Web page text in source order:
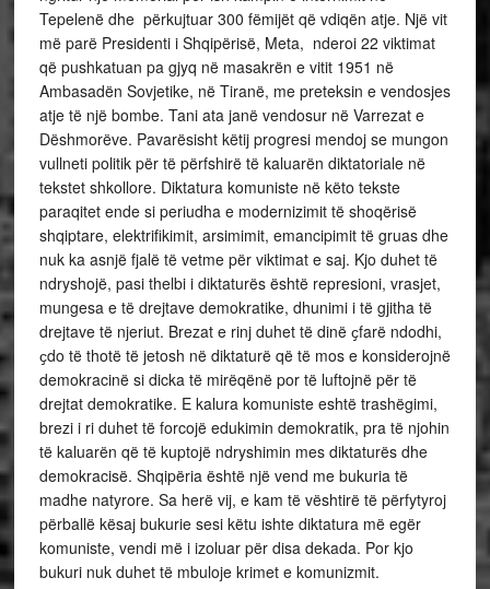
Tepelenë dhe përkujtuar 300 fëmijët që vdiqën atje. Një vit
më parë Presidenti i Shqipërisë, Meta, nderoi 22 viktimat
që pushkatuan pa gjyq në masakrën e vitit 1951 në
Ambasadën Sovjetike, në Tiranë, me preteksin e vendosjes
atje të një bombe. Tani ata janë vendosur në Varrezat e
Dëshmorëve. Pavarësisht këtij progresi mendoj se mungon
vullneti politik për të përfshirë të kaluarën diktatoriale në
tekstet shkollore. Diktatura komuniste në këto tekste
paraqitet ende si periudha e modernizimit të shoqërisë
shqiptare, elektrifikimit, arsimimit, emancipimit të gruas dhe
nuk ka asnjë fjalë të vetme për viktimat e saj. Kjo duhet të
ndryshojë, pasi thelbi i diktaturës është represioni, vrasjet,
mungesa e të drejtave demokratike, dhunimi i të gjitha të
drejtave të njeriut. Brezat e rinj duhet të dinë ҫfarë ndodhi,
ҫdo të thotë të jetosh në diktaturë që të mos e konsiderojnë
demokracinë si dicka të mirëqënë por të luftojnë për të
drejtat demokratike. E kalura komuniste eshtë trashëgimi,
brezi i ri duhet të forcojë edukimin demokratik, pra të njohin
të kaluarën që të kuptojë ndryshimin mes diktaturës dhe
demokracisë. Shqipëria është një vend me bukuria të
madhe natyrore. Sa herë vij, e kam të vështirë të përfytyroj
përballë kësaj bukurie sesi këtu ishte diktatura më egër
komuniste, vendi më i izoluar për disa dekada. Por kjo
bukuri nuk duhet të mbuloje krimet e komunizmit.